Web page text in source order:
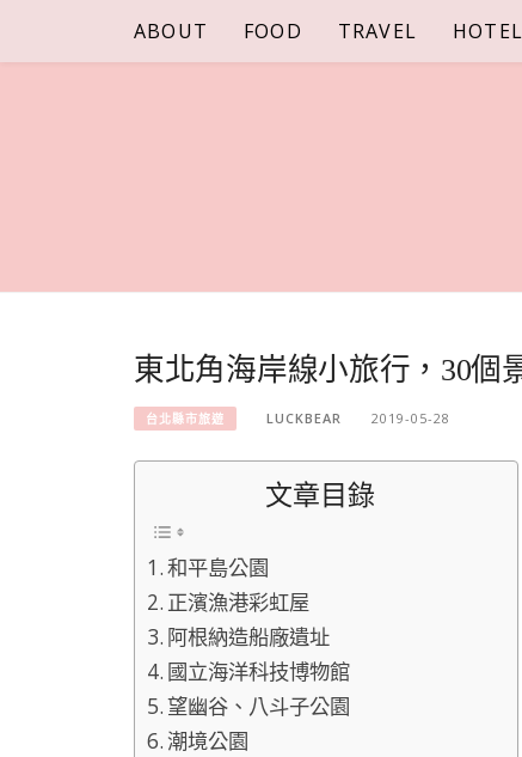
content
ABOUT FOOD TRAVEL
東北角海岸線小旅行，30個
台北縣市旅遊 LUCKBEAR 2019-05-28
文章目錄
和平島公園
正濱漁港彩虹屋
阿根納造船廠遺址
國立海洋科技博物館
望幽谷、八斗子公園
潮境公園